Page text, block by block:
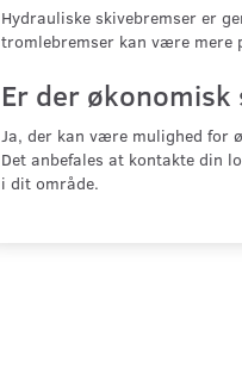
Hydrauliske skivebremser er
tromlebremser kan være mere
Er der
Ja, der kan være mulighed for
Det anbefales at kontakte din
i dit område.